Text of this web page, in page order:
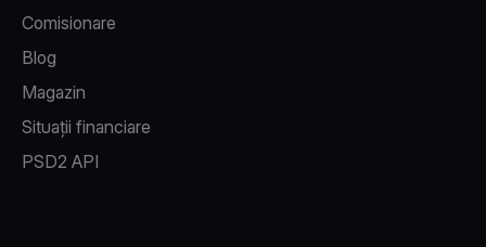
Comisionare
Blog
Magazin
Situații financiare
PSD2 API